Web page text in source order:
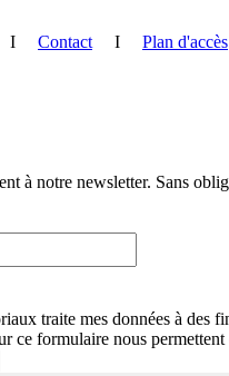
I Contact I Plan d'accès
à notre newsletter. Sans
traite mes données à des
ce formulaire nous